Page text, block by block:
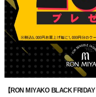
【RON MIYAKO BLACK FRIDAY